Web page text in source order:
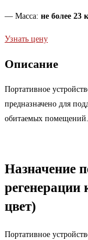
— Масса: не более 23
Узнать цену
Описание
Портативное
предназначено для
обитаемых помещений.
Назначение
цвет)
Портативное